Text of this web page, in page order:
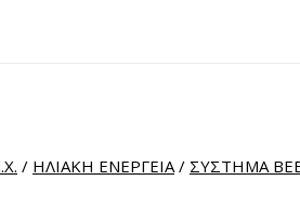
/ ΗΛΙΑΚΗ ΕΝΕΡΓΕΙΑ/ ΣΥΣΤΗΜΑ